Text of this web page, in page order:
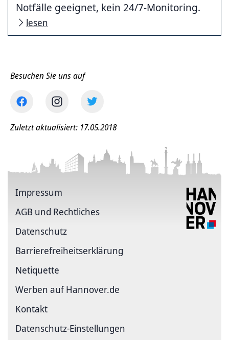
Notfälle geeignet, kein 24/7-Monitoring.
lesen
Besuchen Sie uns auf
Zuletzt aktualisiert: 17.05.2018
Impressum
AGB und Rechtliches
Datenschutz
Barriere­freiheits­erklärung
Netiquette
Werben auf Hannover.de
Kontakt
Datenschutz-Einstellungen